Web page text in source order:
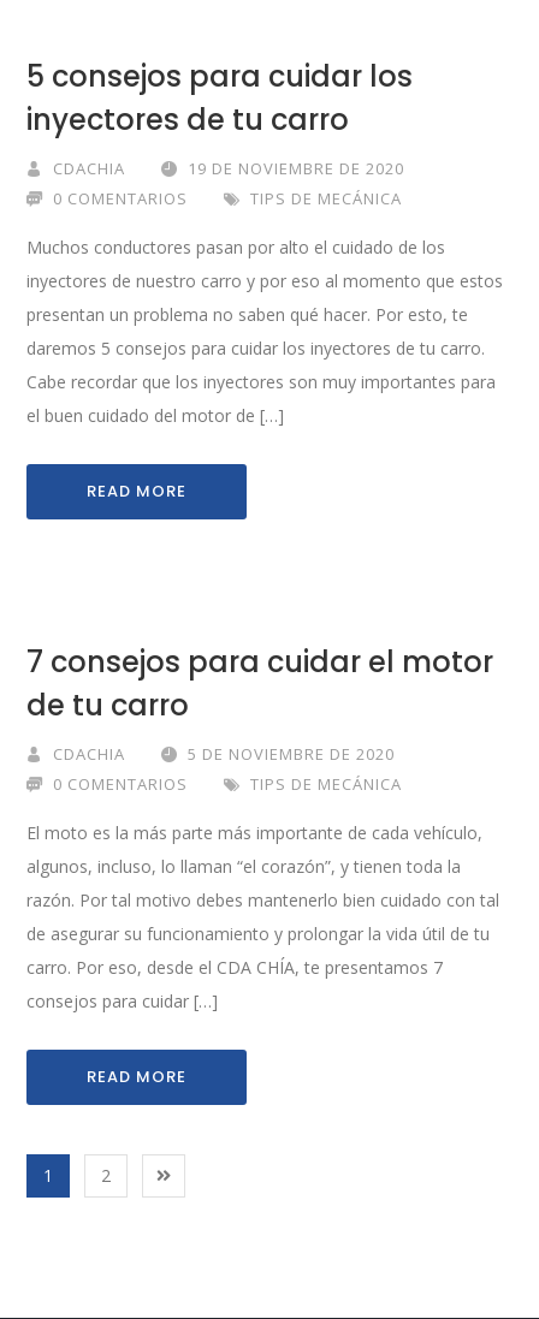
5 consejos para cuidar los
inyectores de tu carro
CDACHIA
19 DE NOVIEMBRE DE 2020
0 COMENTARIOS
TIPS DE MECÁNICA
Muchos conductores pasan por alto el cuidado de los
inyectores de nuestro carro y por eso al momento que estos
presentan un problema no saben qué hacer. Por esto, te
daremos 5 consejos para cuidar los inyectores de tu carro.
Cabe recordar que los inyectores son muy importantes para
el buen cuidado del motor de […]
READ MORE
7 consejos para cuidar el motor
de tu carro
CDACHIA
5 DE NOVIEMBRE DE 2020
0 COMENTARIOS
TIPS DE MECÁNICA
El moto es la más parte más importante de cada vehículo,
algunos, incluso, lo llaman “el corazón”, y tienen toda la
razón. Por tal motivo debes mantenerlo bien cuidado con tal
de asegurar su funcionamiento y prolongar la vida útil de tu
carro. Por eso, desde el CDA CHÍA, te presentamos 7
consejos para cuidar […]
READ MORE
1 2